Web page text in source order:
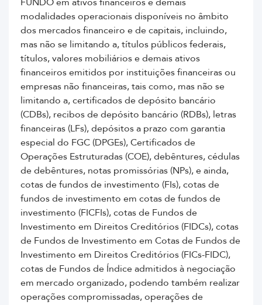
modalidades operacionais disponíveis no âmbito
dos mercados financeiro e de capitais, incluindo,
mas não se limitando a, títulos públicos federais,
títulos, valores mobiliários e demais ativos
financeiros emitidos por instituições financeiras ou
empresas não financeiras, tais como, mas não se
limitando a, certificados de depósito bancário
(CDBs), recibos de depósito bancário (RDBs), letras
financeiras (LFs), depósitos a prazo com garantia
especial do FGC (DPGEs), Certificados de
Operações Estruturadas (COE), debêntures, cédulas
de debêntures, notas promissórias (NPs), e ainda,
cotas de fundos de investimento (FIs), cotas de
fundos de investimento em cotas de fundos de
investimento (FICFIs), cotas de Fundos de
Investimento em Direitos Creditórios (FIDCs), cotas
de Fundos de Investimento em Cotas de Fundos de
Investimento em Direitos Creditórios (FICs-FIDC),
cotas de Fundos de Índice admitidos à negociação
em mercado organizado, podendo também realizar
operações compromissadas, operações de